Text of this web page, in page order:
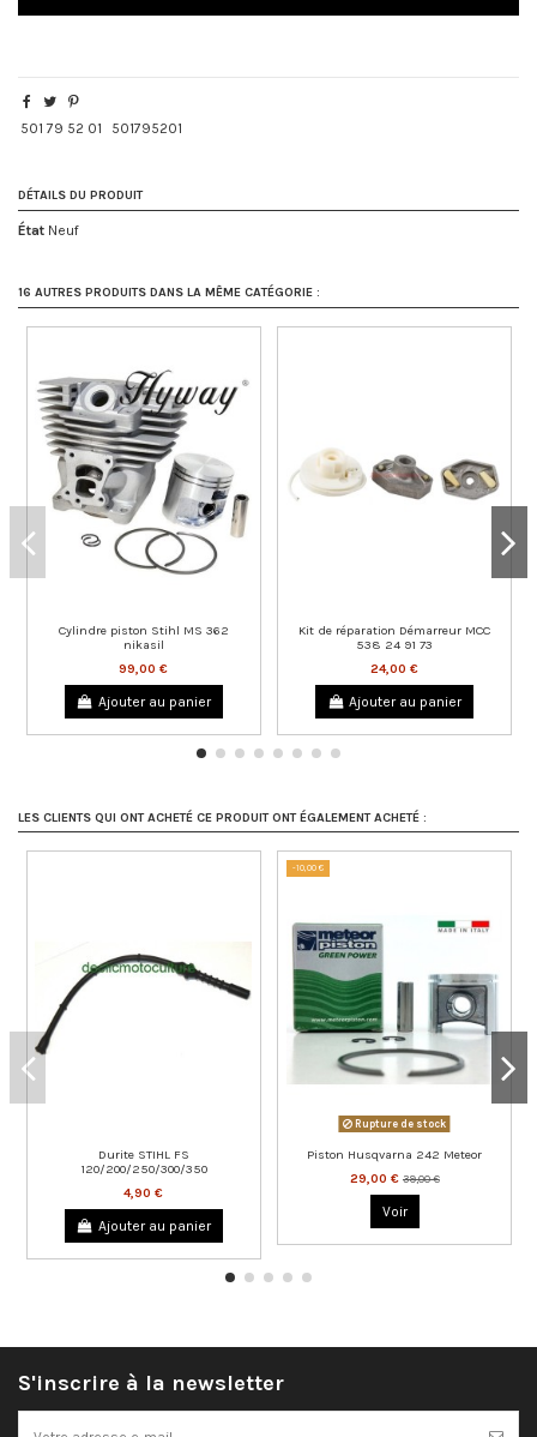
501 79 52 01 501795201
DÉTAILS DU PRODUIT
État Neuf
16 AUTRES PRODUITS DANS LA MÊME CATÉGORIE :
Cylindre piston Stihl MS 362
nikasil
99,00 €
Ajouter au panier
Kit de réparation Démarreur MCC
538 24 91 73
24,00 €
Ajouter au panier
LES CLIENTS QUI ONT ACHETÉ CE PRODUIT ONT ÉGALEMENT ACHETÉ :
Durite STIHL FS
120/200/250/300/350
4,90 €
Ajouter au panier
-10,00 €
Rupture de stock
Piston Husqvarna 242 Meteor
29,00 € 39,00 €
Voir
S'inscrire à la newsletter